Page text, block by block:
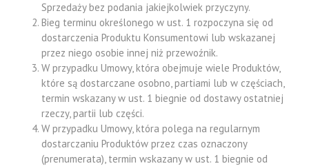
Sprzedaży bez podania jakiejkolwiek przyczyny.
Bieg terminu określonego w ust. 1 rozpoczyna się od
dostarczenia Produktu Konsumentowi lub wskazanej
przez niego osobie innej niż przewoźnik.
W przypadku Umowy, która obejmuje wiele Produktów,
które są dostarczane osobno, partiami lub w częściach,
termin wskazany w ust. 1 biegnie od dostawy ostatniej
rzeczy, partii lub części.
W przypadku Umowy, która polega na regularnym
dostarczaniu Produktów przez czas oznaczony
(prenumerata), termin wskazany w ust. 1 biegnie od